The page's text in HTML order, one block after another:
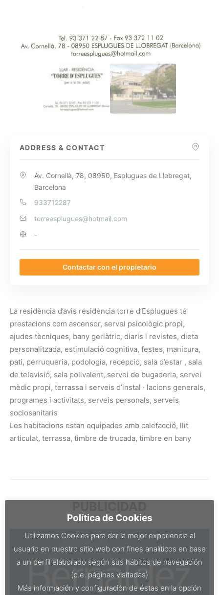
ADDRESS & CONTACT
Av. Cornellà, 78, 08950, Esplugues de Llobregat,
Barcelona
933712287
torreesplugues@hotmail.com
-
Contactar con el propietario
La residència d’avis residència torre d’Esplugues té
prestacions com ascensor, servei psicològic propi,
ajudes tècniques, bany geriàtric, diaris i revistes, dieta
personalitzada, estimulació cognitiva, festes, manicura,
pati, perruqueria, podologia, recepció, sala d’estar , sala
de televisió, sala polivalent, servei de bugaderia, servei
mèdic propi, terrassa i serveis d’instal · lacions generals,
programes i activitats, serveis personals, serveis
sociosanitaris
Les habitacions estan equipades amb calefacció, llit
articulat, terrassa, timbre de trucada, timbre en bany
Política de Cookies
Utilizamos Cookies para dar la mejor experiencia al
usuario en nuestro sitio web con fines analíticos en base
a un perfil elaborado según sus hábitos de navegación
(p.e. páginas visitadas)
Más información y configuración de éstas en la opción